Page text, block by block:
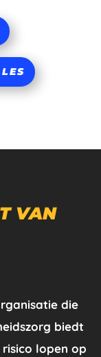
VAN
die
biedt
lopen op